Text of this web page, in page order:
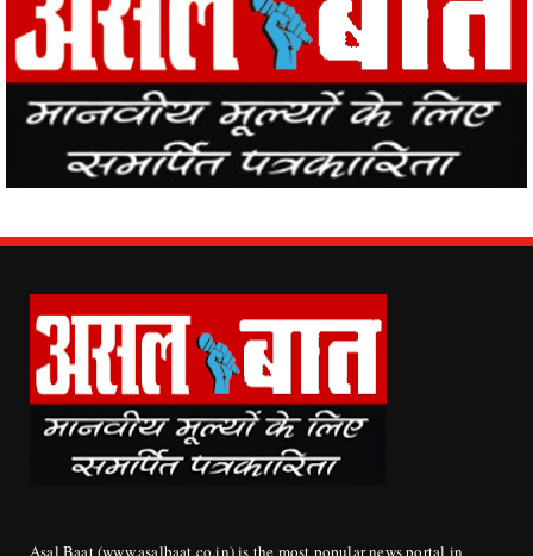
Asal Baat (www.asalbaat.co.in) is the most popular news portal in